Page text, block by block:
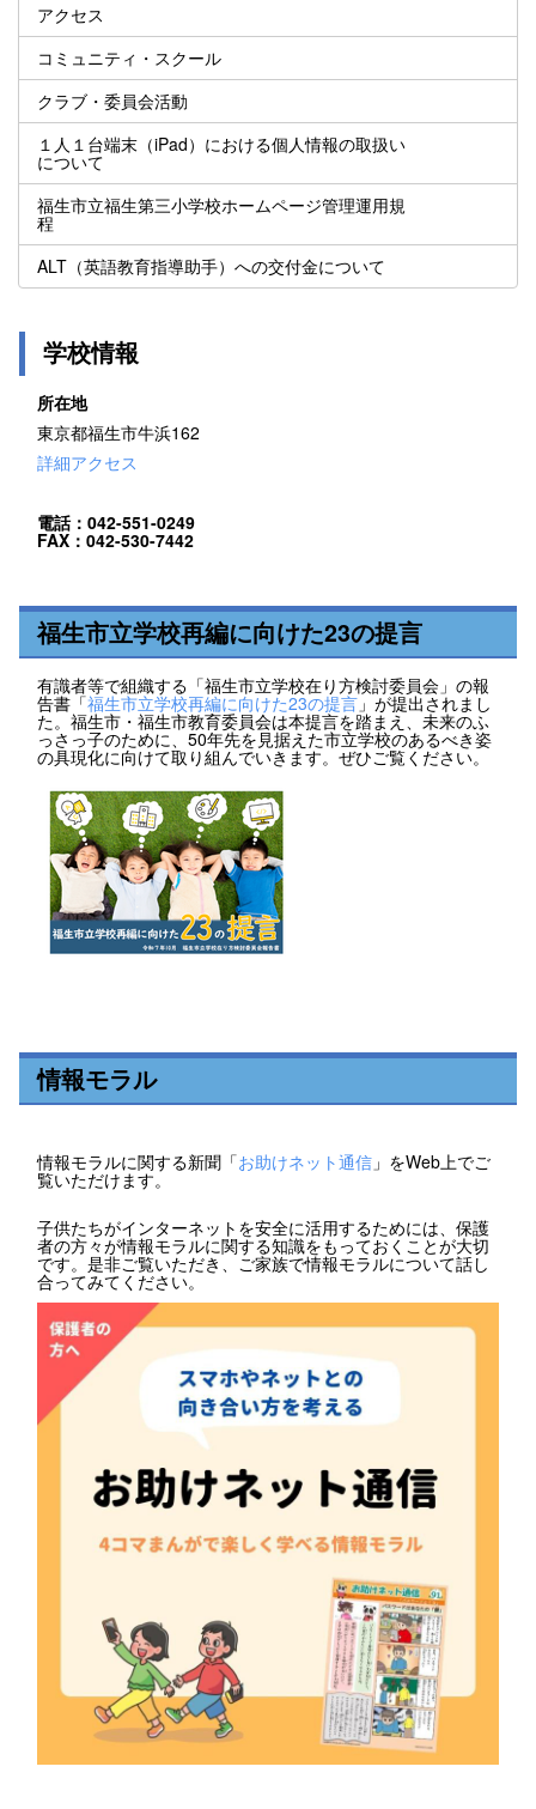
アクセス
コミュニティ・スクール
クラブ・委員会活動
１人１台端末（iPad）における個人情報の取扱い
について
福生市立福生第三小学校ホームページ管理運用規
程
ALT（英語教育指導助手）への交付金について
学校情報
所在地
東京都福生市牛浜162
詳細アクセス
電話：042-551-0249
FAX：042-530-7442
福生市立学校再編に向けた23の提言
有識者等で組織する「福生市立学校在り方検討委員会」の報
告書「福生市立学校再編に向けた23の提言」が提出されまし
た。福生市・福生市教育委員会は本提言を踏まえ、未来のふ
っさっ子のために、50年先を見据えた市立学校のあるべき姿
の具現化に向けて取り組んでいきます。ぜひご覧ください。
情報モラル
情報モラルに関する新聞「お助けネット通信 」をWeb上でご
覧いただけます。
子供たちがインターネットを安全に活用するためには、保護
者の方々が情報モラルに関する知識をもっておくことが大切
です。是非ご覧いただき、ご家族で情報モラルについて話し
合ってみてください。